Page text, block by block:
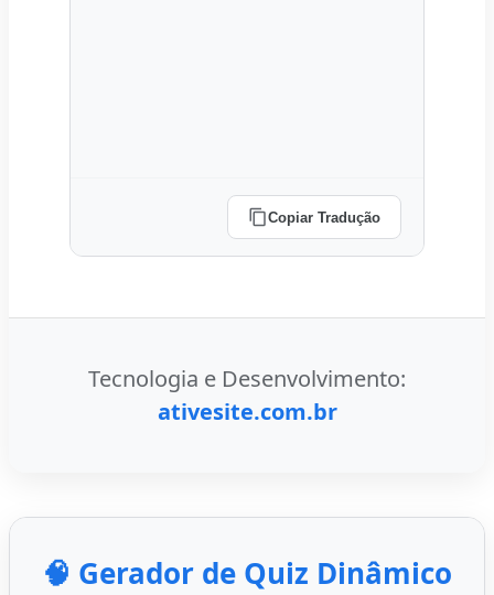
Copiar Tradução
Tecnologia e Desenvolvimento:
ativesite.com.br
🧠 Gerador de Quiz Dinâmico